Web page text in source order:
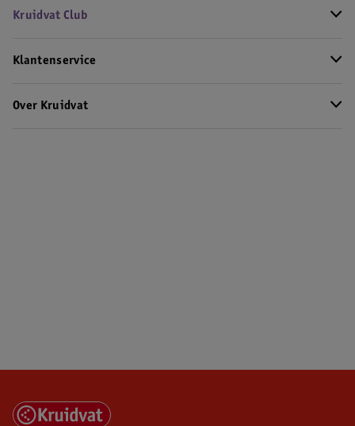
Kruidvat Club
Klantenservice
Over Kruidvat